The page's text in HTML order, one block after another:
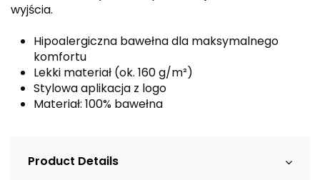
wyjścia.
Hipoalergiczna bawełna dla maksymalnego
komfortu
Lekki materiał (ok. 160 g/m²)
Stylowa aplikacja z logo
Materiał: 100% bawełna
Product Details